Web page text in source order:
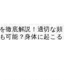
徹底解説！適切な頻
可能？身体に起こる